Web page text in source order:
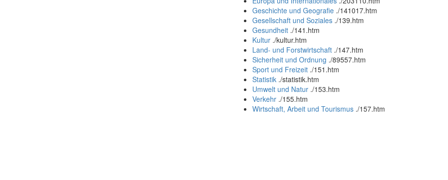
Geschichte und Geografie ./141017.htm
Gesellschaft und Soziales ./139.htm
Gesundheit ./141.htm
Kultur ./kultur.htm
Land- und Forstwirtschaft ./147.htm
Sicherheit und Ordnung ./89557.htm
Sport und Freizeit ./151.htm
Statistik ./statistik.htm
Umwelt und Natur ./153.htm
Verkehr ./155.htm
Wirtschaft, Arbeit und Tourismus ./157.htm